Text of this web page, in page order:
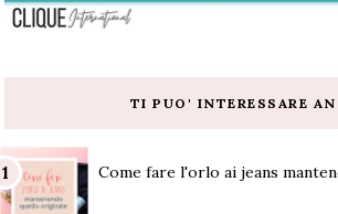
TI PUO' INTERESSARE
Come fare l'orlo ai jeans